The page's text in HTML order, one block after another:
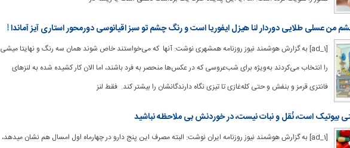
من عسلی طلایی دوردار لنا هیزل ایفوریا است و رنگ چشم تو سبز اقیانوسی دورمحور استاری آیز آماندا !
[ad_1] به گزارش هوشمند نیوز روزنامه همشهری نوشت: آنها که می‌خواستند خاص شوند همان سه رنگ و نهایتا میشی
را انتخاب می‌کردند به‌ویژه برای شب‌عروسی که در عکس‌ها منحصر به فرد باشند، اما الان کار کشیده شده به لنزهای
فانتزی قرمز و بنفش و حتی کله‌غازی تا تیزی نگاه دارندگانشان را بیشتر کند. فقط لنز
بیوتیک است، نُقل و نبات نیست، در خوردنش بی ملاحظه نباشید
[ad_1] به گزارش هوشمند نیوز روزنامه ایران نوشت: البته مصرف این پنج دارو در چهارماه اول امسال هم نشان می‎دهد،